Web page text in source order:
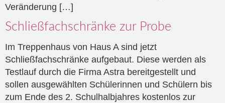
Veränderung […]
Schließfachschränke zur Probe
Im Treppenhaus von Haus A sind jetzt
Schließfachschränke aufgebaut. Diese werden als
Testlauf durch die Firma Astra bereitgestellt und
sollen ausgewählten Schülerinnen und Schülern bis
zum Ende des 2. Schulhalbjahres kostenlos zur